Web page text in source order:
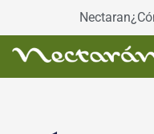
Nectaran